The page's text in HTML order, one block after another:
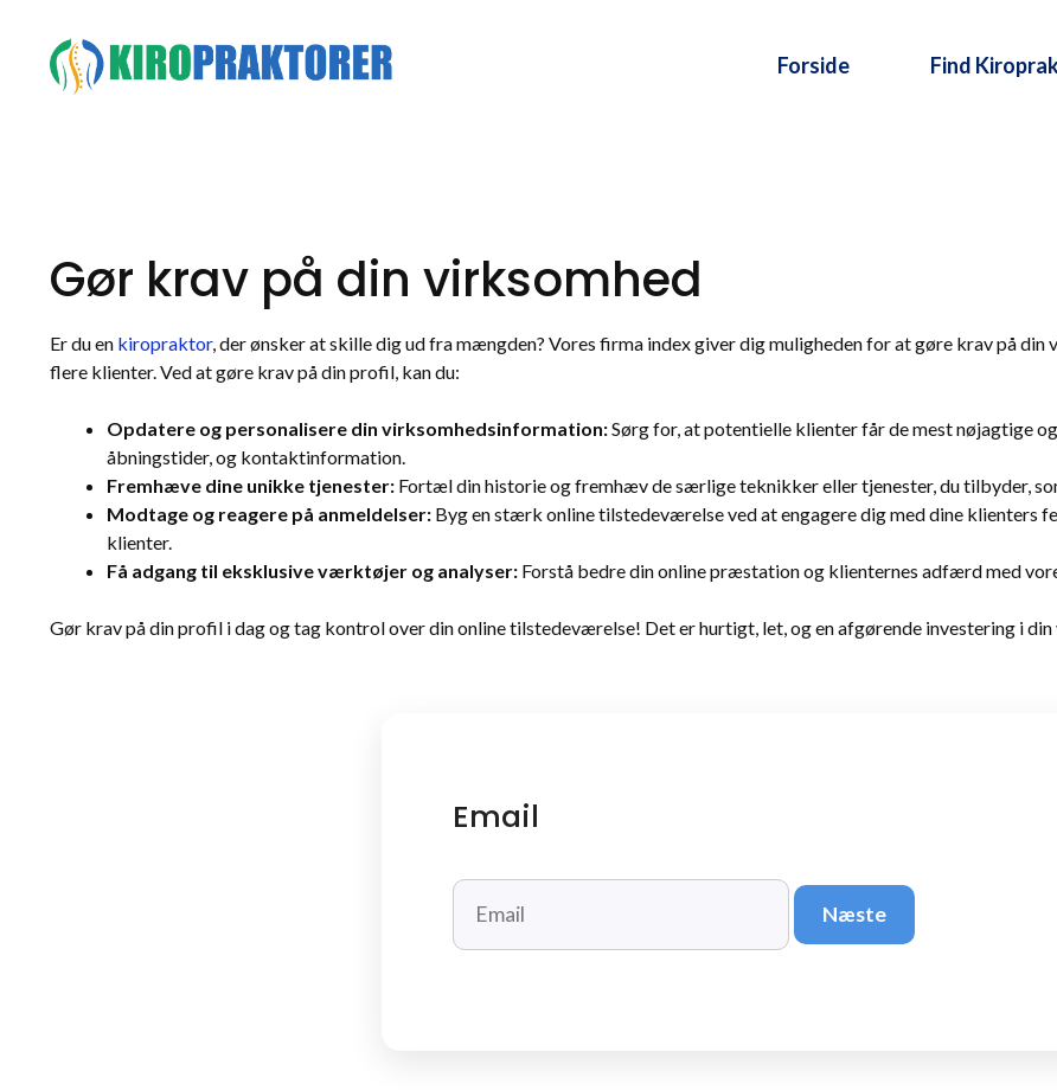
indhold
Forside Find
Gør krav på din virksomhed
Er du en kiropraktor, der ønsker at skille dig ud fra mængden? Vores firma index giver dig muligheden for at gøre krav på
flere klienter. Ved at gøre krav på din profil, kan du:
Opdatere og personalisere din virksomhedsinformation:Sørg for, at potentielle klienter får de mest nøjagtige
åbningstider, og kontaktinformation.
Fremhæve dine unikke tjenester: Fortæl din historie og fremhæv de særlige teknikker eller tjenester, du tilbyder,
Modtage og reagere på anmeldelser: Byg en stærk online tilstedeværelse ved at engagere dig med dine
klienter.
Få adgang til eksklusive værktøjer og analyser: Forstå bedre din online præstation og klienternes adfærd med
Gør krav på din profil i dag og tag kontrol over din online tilstedeværelse! Det er hurtigt, let, og en afgørende investering i
Email
Næste